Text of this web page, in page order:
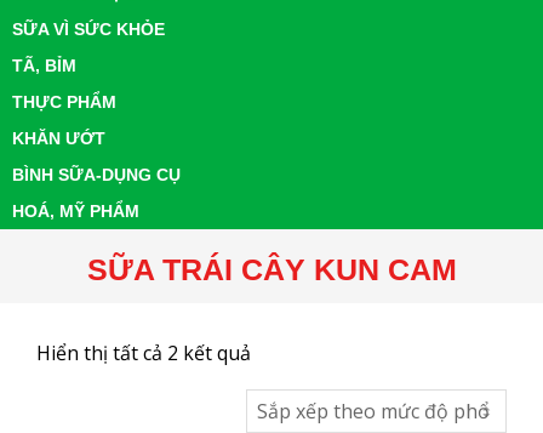
SỮA VÌ SỨC KHỎE
TÃ, BỈM
THỰC PHẨM
KHĂN ƯỚT
BÌNH SỮA-DỤNG CỤ
HOÁ, MỸ PHẨM
SỮA TRÁI CÂY KUN CAM
Hiển thị tất cả 2 kết quả
sắp
xếp